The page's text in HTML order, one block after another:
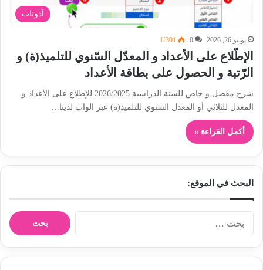
آدونات
يونيو 26, 2026 0 1٬301
الإطّلاع على الأعداد و المعدّل السّنوي للتلميذ(ة) و
الرّتبة و الحصول على بطاقة الأعداد
شرح مفصل و خاص للسنة الدراسية 2026/2025 للإطلاع على الأعداد و
المعدل للثلاثي أو المعدل السنوي للتلميذ(ة) عبر الواب لدينا…
أكمل القراءة »
البحث في الموقع: